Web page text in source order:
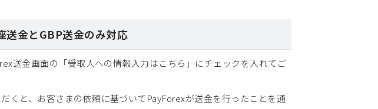
金とGBP送金のみ対応
送金画面の「受取人への情報入力はこちら」にチェックを入れてご
くと、お客さまの依頼に基づいてPayForexが送金を行ったことを通